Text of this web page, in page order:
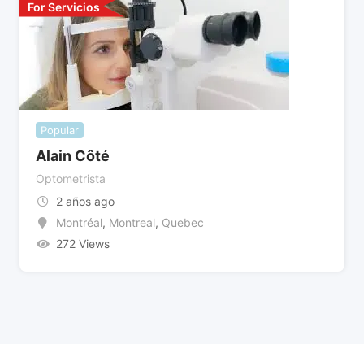
For Servicios
Popular
Alain Côté
Optometrista
2 años ago
Montréal, Montreal, Quebec
272 Views